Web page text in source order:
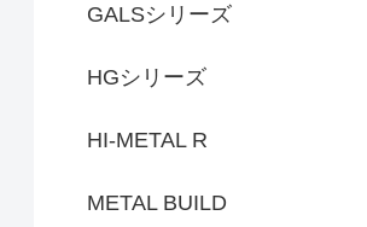
GALSシリーズ
HGシリーズ
HI-METAL R
METAL BUILD